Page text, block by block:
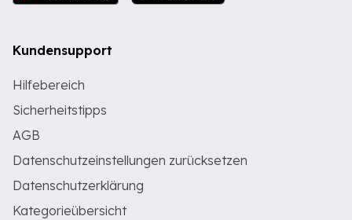
Kundensupport
Hilfebereich
Sicherheitstipps
AGB
Datenschutzeinstellungen zurücksetzen
Datenschutzerklärung
Kategorieübersicht